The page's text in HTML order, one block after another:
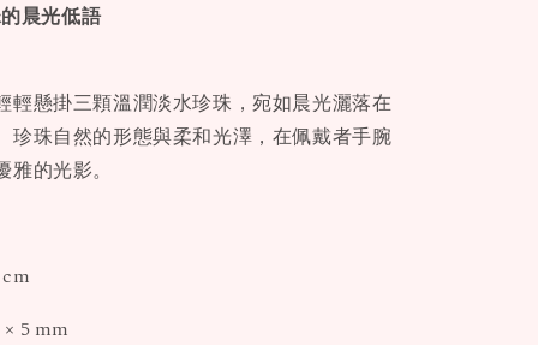
晨光低語
輕懸掛三顆溫潤淡水珍珠，宛如晨光灑落在
珍珠自然的形態與柔和光澤，在佩戴者手腕
的光影。
5 mm